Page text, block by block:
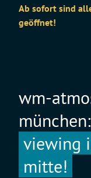
Ab sofort sind
geöffnet!
wm-
viewing
mitte!